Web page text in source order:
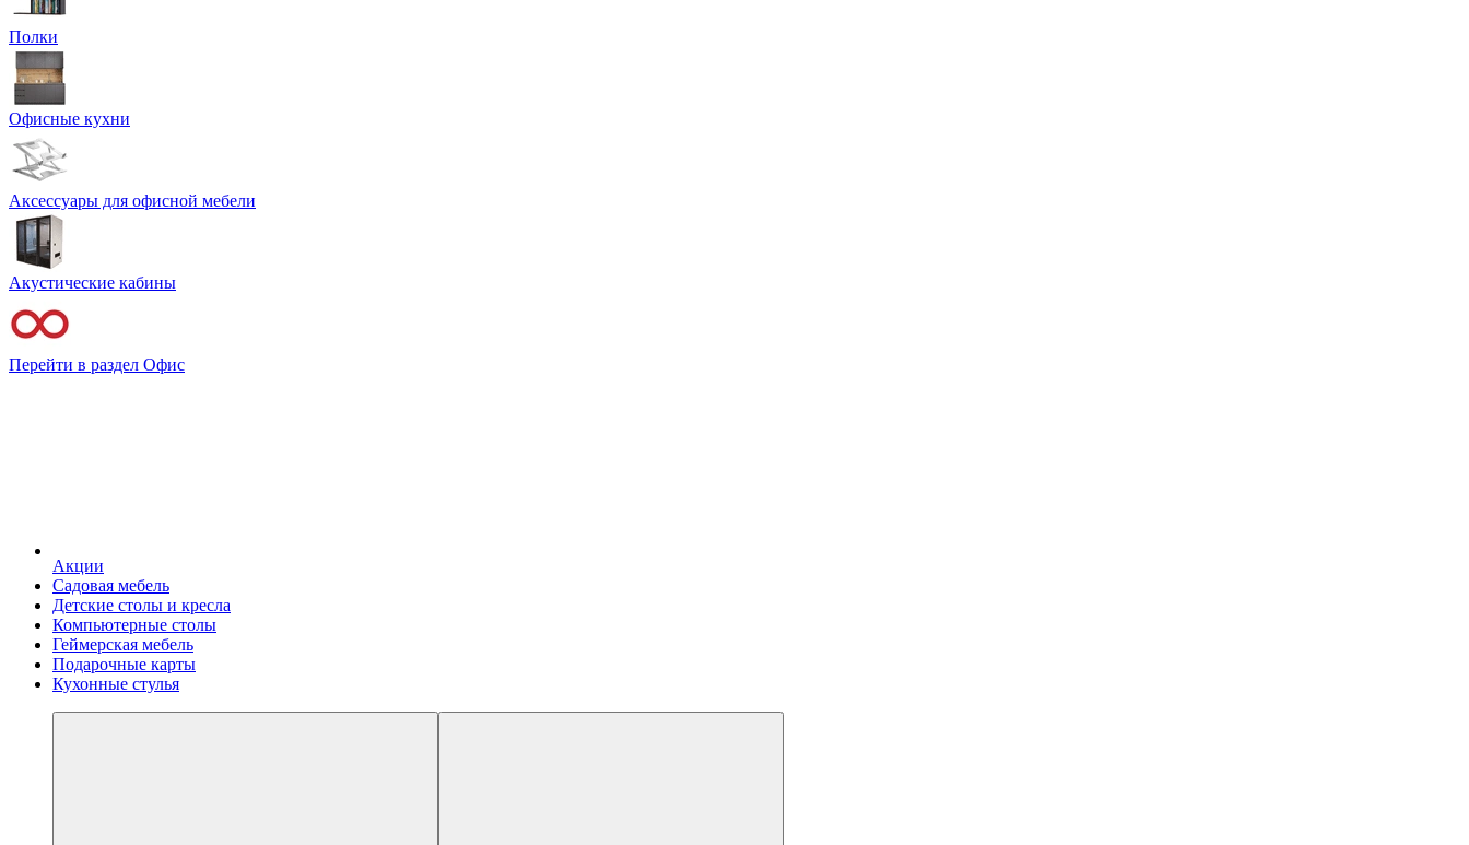
Полки
Офисные кухни
Аксессуары для офисной мебели
Акустические кабины
Перейти в раздел Офис
Акции
Садовая мебель
Детские столы и кресла
Компьютерные столы
Геймерская мебель
Подарочные карты
Кухонные стулья